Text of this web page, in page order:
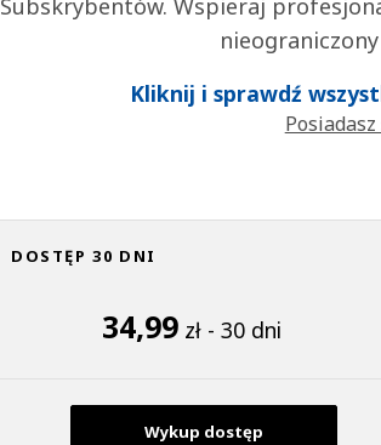
Subskrybentów. Wspieraj
Kliknij i sprawdź
DOSTĘP 30 DNI
34,99 zł - 30 dni
Wykup dostęp